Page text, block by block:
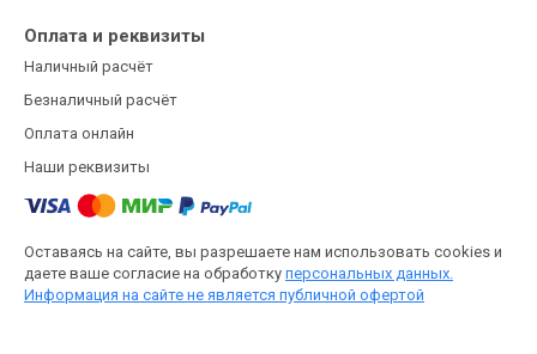
Оплата и реквизиты
Наличный расчёт
Безналичный расчёт
Оплата онлайн
Наши реквизиты
Оставаясь на сайте, вы разрешаете нам использовать cookies и
даете ваше согласие на обработку персональных данных.
Информация на сайте не является публичной офертой